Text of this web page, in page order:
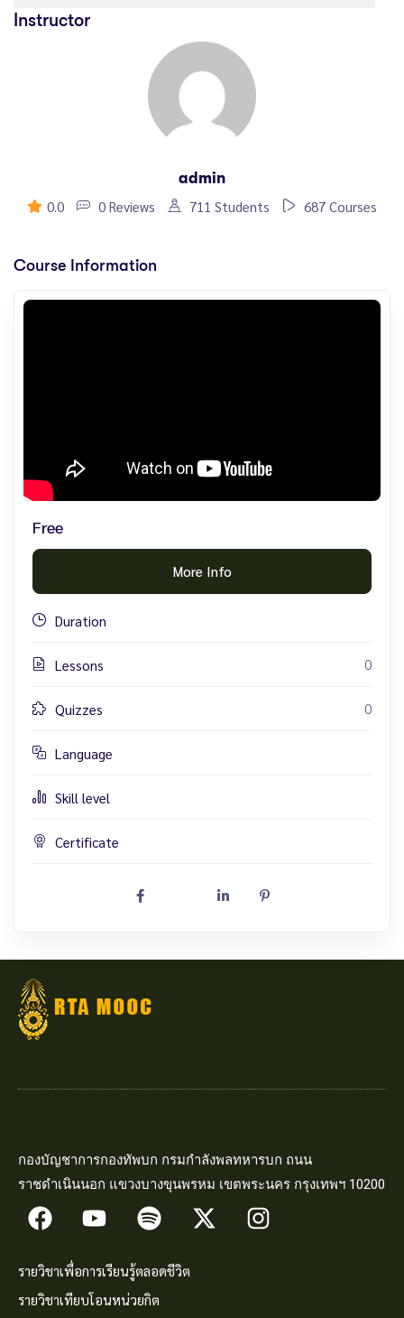
Instructor
admin
0.0
0 Reviews 711 Students 687 Courses
Course Information
Free
More Info
Duration
Lessons 0
Quizzes 0
Language
Skill level
Certificate
กองบัญชาการกองทัพบก กรมกำลังพลทหารบก ถนน
ราชดำเนินนอก แขวงบางขุนพรหม เขตพระนคร กรุงเทพฯ 10200
รายวิชาเพื่อการเรียนรู้ตลอดชีวิต
รายวิชาเทียบโอนหน่วยกิต